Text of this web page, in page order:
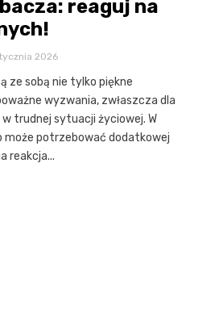
reaguj na
2026
ze sobą nie tylko piękne
wyzwania, zwłaszcza dla
trudnej sytuacji życiowej. W
może potrzebować dodatkowej
reakcja...